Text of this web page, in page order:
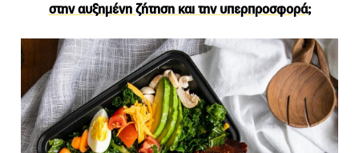
στην αυξημένη ζήτηση και την υπερπροσφορά;